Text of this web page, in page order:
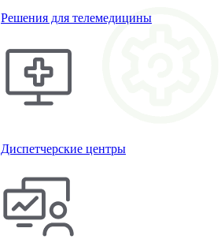
Решения для телемедицины
Диспетчерские центры